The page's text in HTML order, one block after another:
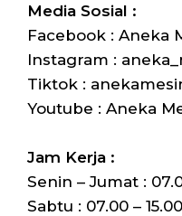
Media Sosial :
Facebook : Aneka
Instagram :
Tiktok :
Youtube : Aneka
Jam Kerja :
Senin – Jumat :
Sabtu : 07.00 – 15.00